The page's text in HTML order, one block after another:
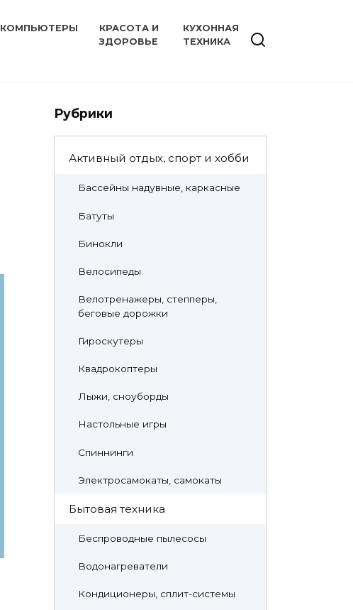
КОМПЬЮТЕРЫ
КРАСОТА И
ЗДОРОВЬЕ
КУХОННАЯ
ТЕХНИКА
Рубрики
Активный отдых, спорт и хобби
Бассейны надувные, каркасные
Батуты
Бинокли
Велосипеды
Велотренажеры, степперы,
беговые дорожки
Гироскутеры
Квадрокоптеры
Лыжи, сноуборды
Настольные игры
Спиннинги
Электросамокаты, самокаты
Бытовая техника
Беспроводные пылесосы
Водонагреватели
Кондиционеры, сплит-системы